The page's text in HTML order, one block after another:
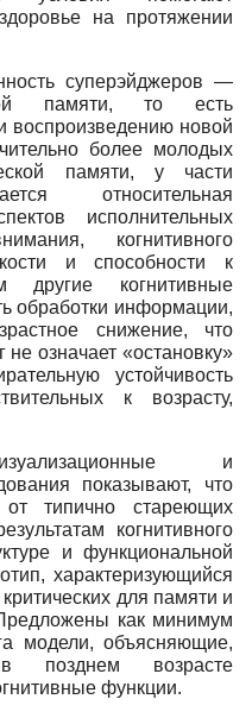
на протяжении
суперэйджеров —
памяти, то есть
воспроизведению новой
более молодых
памяти, у части
относительная
исполнительных
когнитивного
и способности к
другие когнитивные
обработки информации,
снижение, что
не означает «остановку»
устойчивость
к возрасту,
и
показывают, что
от типично стареющих
когнитивного
и функциональной
характеризующийся
для памяти и
как минимум
модели, объясняющие,
позднем возрасте
функции.